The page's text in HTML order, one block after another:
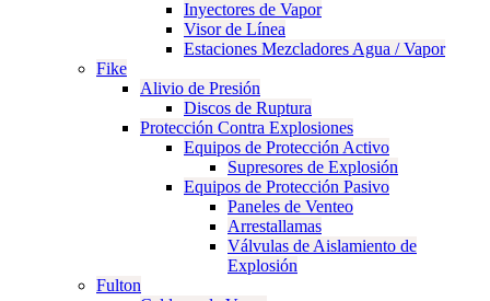
Inyectores de Vapor
Visor de Línea
Estaciones Mezcladores Agua / Vapor
Fike
Alivio de Presión
Discos de Ruptura
Protección Contra Explosiones
Equipos de Protección Activo
Supresores de Explosión
Equipos de Protección Pasivo
Paneles de Venteo
Arrestallamas
Válvulas de Aislamiento de
Explosión
Fulton